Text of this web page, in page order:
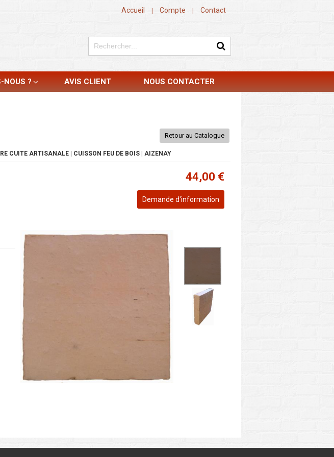
Accueil | Compte | Contact
NOUS ? AVIS CLIENT NOUS CONTACTER
Retour au Catalogue
CUITE ARTISANALE | CUISSON FEU DE BOIS | AIZENAY
44,00 €
Demande d'information